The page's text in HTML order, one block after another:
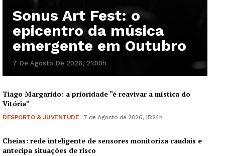
Sonus Art Fest: o
epicentro da música
emergente em Outubro
7 De Agosto De 2026, 21:00h
Tiago Margarido: a prioridade “é reavivar a mística do
Vitória”
DESPORTO & JUVENTUDE 7 de Agosto de 2026, 15:24h
Cheias: rede inteligente de sensores monitoriza caudais e
antecipa situações de risco